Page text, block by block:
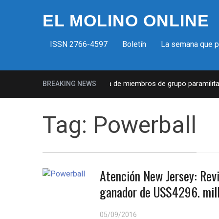
EL MOLINO ONLINE
ISSN 2766-4597 Boletín La semana que
BREAKING NEWS
Milicias fascistas en EUA: Lista de miembros de grupo paramilitar
Tag: Powerball
Atención New Jersey:
ganador de US$4296.
05/09/2016